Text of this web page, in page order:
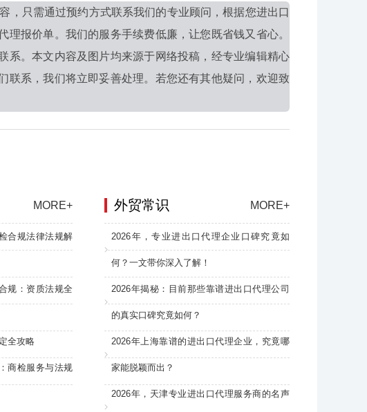
，只需通过预约方式联系我们的专业顾问，根据您进出口
报价单。我们的服务手续费低廉，让您既省钱又省心。
系。本文内容及图片均来源于网络投稿，经专业编辑精心
联系，我们将立即妥善处理。若您还有其他疑问，欢迎致
外贸常识 MORE+
2026年，专业进出口代理企业口碑究竟如
何？一文带你深入了解！
2026年揭秘：目前那些靠谱进出口代理公司
的真实口碑究竟如何？
2026年上海靠谱的进出口代理企业，究竟哪
家能脱颖而出？
2026年，天津专业进出口代理服务商的名声
MORE+
合规法律法规解
规：资质法规全
全攻略
商检服务与法规